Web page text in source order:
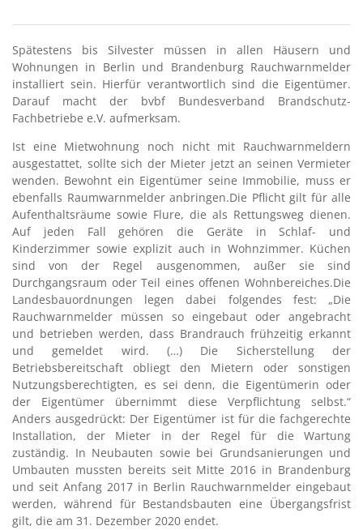
Spätestens bis Silvester müssen in allen Häusern und
Wohnungen in Berlin und Brandenburg Rauchwarnmelder
installiert sein. Hierfür verantwortlich sind die Eigentümer.
Darauf macht der bvbf Bundesverband Brandschutz-
Fachbetriebe e.V. aufmerksam.
Ist eine Mietwohnung noch nicht mit Rauchwarnmeldern
ausgestattet, sollte sich der Mieter jetzt an seinen Vermieter
wenden. Bewohnt ein Eigentümer seine Immobilie, muss er
ebenfalls Raumwarnmelder anbringen.Die Pflicht gilt für alle
Aufenthaltsräume sowie Flure, die als Rettungsweg dienen.
Auf jeden Fall gehören die Geräte in Schlaf- und
Kinderzimmer sowie explizit auch in Wohnzimmer. Küchen
sind von der Regel ausgenommen, außer sie sind
Durchgangsraum oder Teil eines offenen Wohnbereiches.Die
Landesbauordnungen legen dabei folgendes fest: „Die
Rauchwarnmelder müssen so eingebaut oder angebracht
und betrieben werden, dass Brandrauch frühzeitig erkannt
und gemeldet wird. (…) Die Sicherstellung der
Betriebsbereitschaft obliegt den Mietern oder sonstigen
Nutzungsberechtigten, es sei denn, die Eigentümerin oder
der Eigentümer übernimmt diese Verpflichtung selbst.“
Anders ausgedrückt: Der Eigentümer ist für die fachgerechte
Installation, der Mieter in der Regel für die Wartung
zuständig. In Neubauten sowie bei Grundsanierungen und
Umbauten mussten bereits seit Mitte 2016 in Brandenburg
und seit Anfang 2017 in Berlin Rauchwarnmelder eingebaut
werden, während für Bestandsbauten eine Übergangsfrist
gilt, die am 31. Dezember 2020 endet.